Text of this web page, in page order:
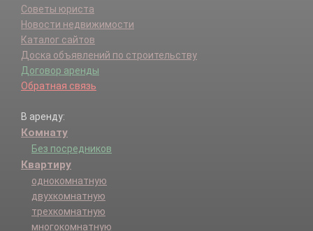
Советы юриста
Новости недвижимости
Каталог сайтов
Доска объявлений по строительству
Договор аренды
Обратная связь
В аренду:
Комнату
Без посредников
Квартиру
однокомнатную
двухкомнатную
трехкомнатную
многокомнатную